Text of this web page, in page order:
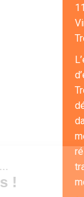
Salut c'est
les